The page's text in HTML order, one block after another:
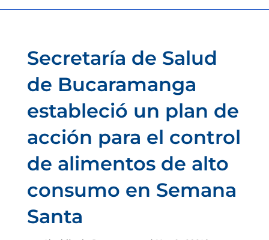
Secretaría de Salud
de Bucaramanga
estableció un plan de
acción para el control
de alimentos de alto
consumo en Semana
Santa